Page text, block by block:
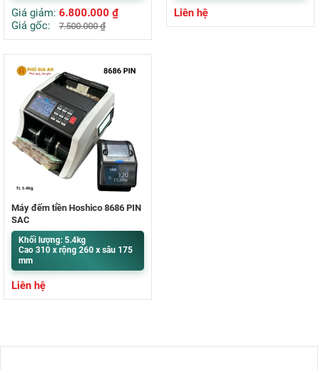
Giá giảm: 6.800.000 ₫
Giá gốc:
7.500.000₫
Liên hệ
Máy đếm tiền Hoshico 8686 PIN
SẠC
Khối lượng: 5.4kg
Cao 310 x rộng 260 x sâu 175
mm
Liên hệ